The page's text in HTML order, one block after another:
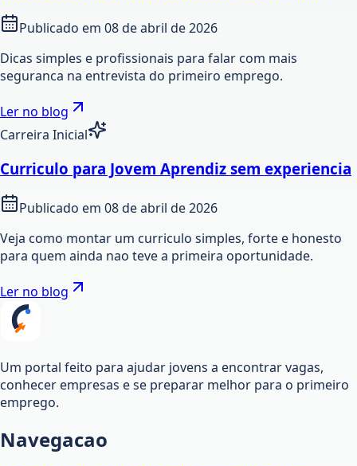
Publicado em 08 de abril de 2026
Dicas simples e profissionais para falar com mais
seguranca na entrevista do primeiro emprego.
Ler no blog
Carreira Inicial
Curriculo para Jovem Aprendiz sem experiencia
Publicado em 08 de abril de 2026
Veja como montar um curriculo simples, forte e honesto
para quem ainda nao teve a primeira oportunidade.
Ler no blog
Um portal feito para ajudar jovens a encontrar vagas,
conhecer empresas e se preparar melhor para o primeiro
emprego.
Navegacao